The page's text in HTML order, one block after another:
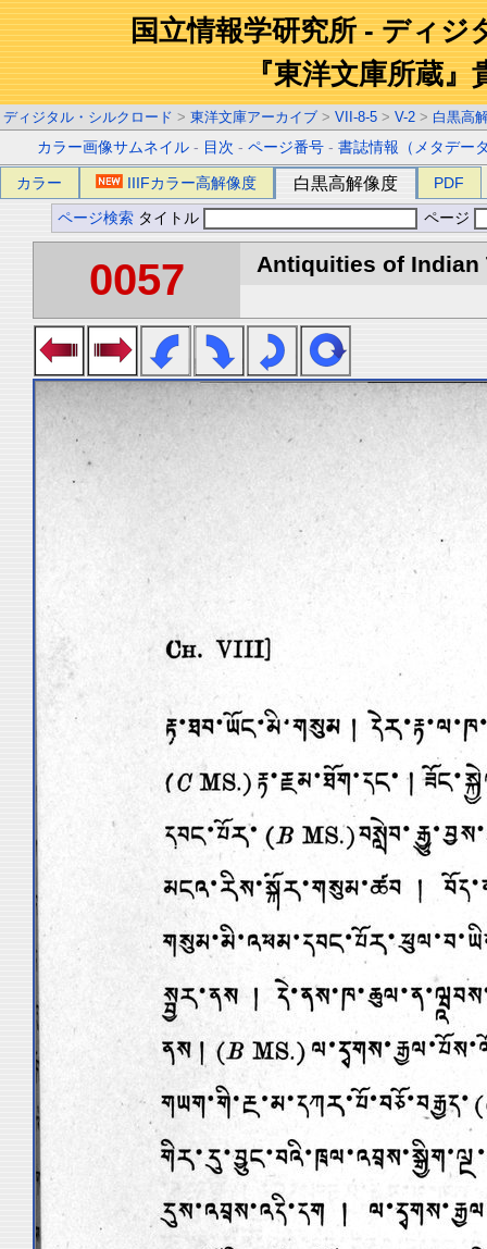
国立情報学研究所 - ディジ
『東洋文庫所蔵』
ディジタル・シルクロード > 東洋文庫アーカイブ > VII-8-5 > V-2 > 白黒高
カラー画像サムネイル - 目次 -ページ番号 -書誌情報（メタデー
カラー IIIFカラー高解像度 白黒高解像度 PDF
ページ検索 タイトル ページ
0057 Antiquities of Indian